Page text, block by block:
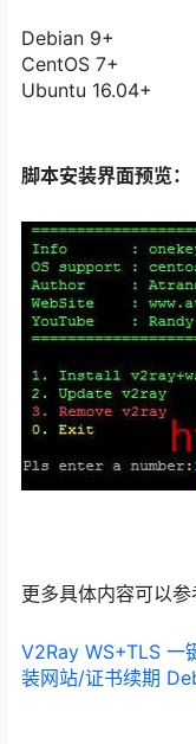
Debian 9+
CentOS 7+
Ubuntu 16.04+
脚本安装界面预览：
更多具体内容可以参
V2Ray WS+TLS 一
装网站/证书续期